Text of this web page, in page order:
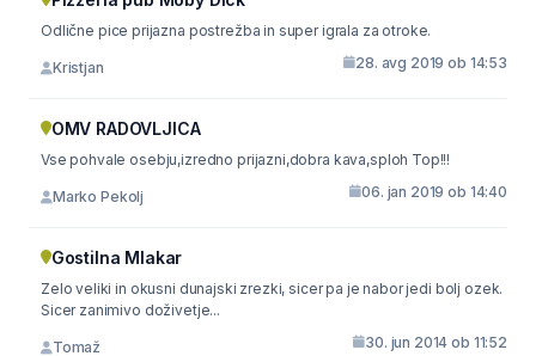
Odlične pice prijazna postrežba in super igrala za otroke.
Kristjan 28. avg 2019 ob 14:53
OMV RADOVLJICA
Vse pohvale osebju,izredno prijazni,dobra kava,sploh Top!!!
Marko Pekolj 06. jan 2019 ob 14:40
Gostilna Mlakar
Zelo veliki in okusni dunajski zrezki, sicer pa je nabor jedi bolj ozek.
Sicer zanimivo doživetje...
Tomaž 30. jun 2014 ob 11:52